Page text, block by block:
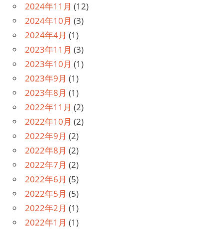
2024年11月 (12)
2024年10月 (3)
2024年4月 (1)
2023年11月 (3)
2023年10月 (1)
2023年9月 (1)
2023年8月 (1)
2022年11月 (2)
2022年10月 (2)
2022年9月 (2)
2022年8月 (2)
2022年7月 (2)
2022年6月 (5)
2022年5月 (5)
2022年2月 (1)
2022年1月 (1)